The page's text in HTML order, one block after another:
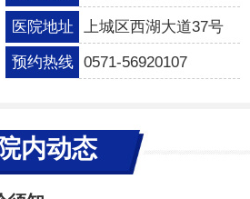
医院地址 上城区西湖大道37号
预约热线 0571-56920107
院内动态